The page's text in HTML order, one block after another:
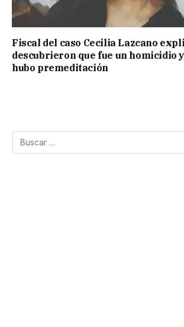
Fiscal del caso Cecilia Lazcano
descubrieron que fue un homicidio
hubo premeditación